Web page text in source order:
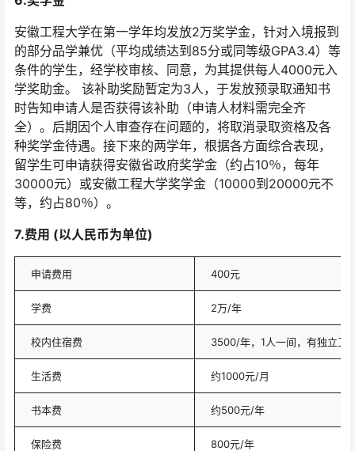
安徽工程大学在第一学年均发放2万奖学金，针对入境报到
的部分品学兼优（平均成绩达到85分或同等级GPA3.4）等
条件的学生，经学校审核、同意，为其提供每人4000元入
学奖助金。 该补助奖励暂定为3人，于发放预录取通知书
时告知申请人是否获得该补助（申请人材料需完全齐
全）。后期因个人审查存在问题的，将取消录取资格及各
种奖学金待遇。接下来的两学年，根据各方面综合表现，
留学生可申请获得安徽省政府奖学金（约占10％，每年
30000元）或安徽工程大学奖学金（10000到20000元不
等，约占80％）。
7.费用 (以人民币为单位)
申请费用 400元
学费 2万/年
校内住宿费 3500/年，1人一间，有独立卫
生活费 约1000元/月
书本费 约500元/年
保险费 800元/年